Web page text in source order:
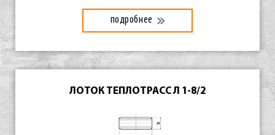
подробнее
ЛОТОК ТЕПЛОТРАСС Л 1-8/2